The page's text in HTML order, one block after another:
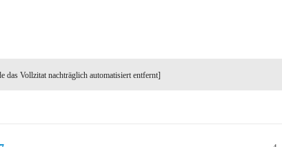
das Vollzitat nachträglich automatisiert entfernt]